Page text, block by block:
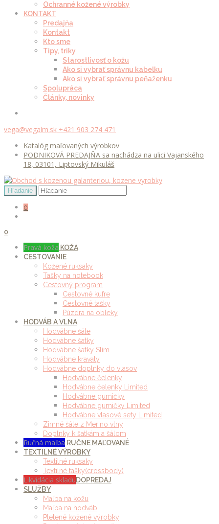
Ochranné kožené výrobky
KONTAKT
Predajňa
Kontakt
Kto sme
Tipy, triky
Starostlivosť o kožu
Ako si vybrať správnu kabelku
Ako si vybrať správnu peňaženku
Spolupráca
Články, novinky
vega@vegalm.sk +421 903 274 471
Katalóg maľovaných výrobkov
PODNIKOVÁ PREDAJŇA sa nachádza na ulici Vajanského
18, 03101, Liptovský Mikuláš
0
0
Pravá koža KOŽA
CESTOVANIE
Kožené ruksaky
Tašky na notebook
Cestovný program
Cestovné kufre
Cestovné tašky
Púzdra na obleky
HODVÁB A VLNA
Hodvábne šále
Hodvábne šatky
Hodvábne šatky Slim
Hodvábne kravaty
Hodvábne doplnky do vlasov
Hodvábne čelenky
Hodvábne čelenky Limited
Hodvábne gumičky
Hodvábne gumičky Limited
Hodvábne vlasové sety Limited
Zimné šále z Merino vlny
Doplnky k šatkám a šálom
Ručná maľba RUČNE MAĽOVANÉ
TEXTILNÉ VÝROBKY
Textilné ruksaky
Textilné tašky(crossbody)
Likvidácia skladuDOPREDAJ
SLUŽBY
Maľba na kožu
Maľba na hodváb
Pletené kožené výrobky